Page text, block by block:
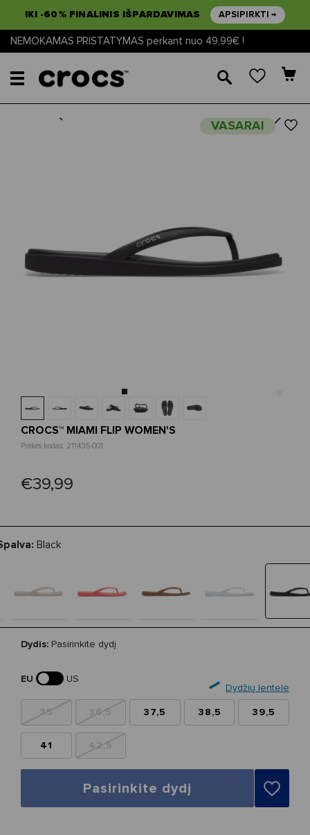
IKI -60% FINALINIS IŠPARDAVIMAS APSIPIRKTI →
NEMOKAMAS PRISTATYMAS perkant nuo 49,99€ !
🔎
VASARAINext
CROCS™ MIAMI FLIP WOMEN'S
Prekės kodas: 211435-001
€39,99
Black
Dydis: Pasirinkite dydį
EU
US
Dydžių lentelė
35 36,5 37,5 38,5 39,5
41 42,5
Pasirinkite dydį